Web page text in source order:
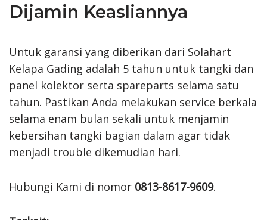
Dijamin Keasliannya
Untuk garansi yang diberikan dari Solahart
Kelapa Gading adalah 5 tahun untuk tangki dan
panel kolektor serta spareparts selama satu
tahun. Pastikan Anda melakukan service berkala
selama enam bulan sekali untuk menjamin
kebersihan tangki bagian dalam agar tidak
menjadi trouble dikemudian hari.
Hubungi Kami di nomor 0813-8617-9609.